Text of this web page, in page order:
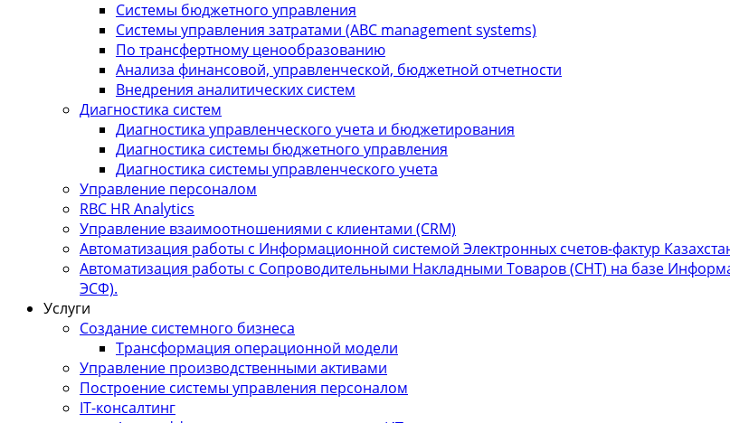
Системы бюджетного управления
Системы управления затратами (АBC management systems)
По трансфертному ценообразованию
Анализа финансовой, управленческой, бюджетной отчетности
Внедрения аналитических систем
Диагностика систем
Диагностика управленческого учета и бюджетирования
Диагностика системы бюджетного управления
Диагностика системы управленческого учета
Управление персоналом
RBC HR Аnalytics
Управление взаимоотношениями с клиентами (СRM)
Автоматизация работы с Информационной системой Электронных счетов-фактур
Автоматизация работы с Сопроводительными Накладными Товаров (СНТ) на базе
ЭСФ).
Услуги
Создание системного бизнеса
Трансформация операционной модели
Управление производственными активами
Построение системы управления персоналом
IT-консалтинг